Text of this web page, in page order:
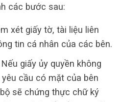
các bước sau:
xét giấy tờ, tài liệu liên
tin cá nhân của các bên.
giấy ủy quyền không
cầu có mặt của bên
sẽ chứng thực chữ ký